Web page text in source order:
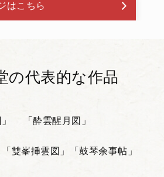
はこちら
の代表的な作品
「酔雲醒月図」
「雙峯挿雲図」 「鼓琴余事帖」